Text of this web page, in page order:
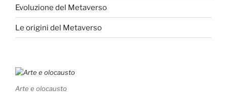
Evoluzione del Metaverso
Le origini del Metaverso
Arte e olocausto